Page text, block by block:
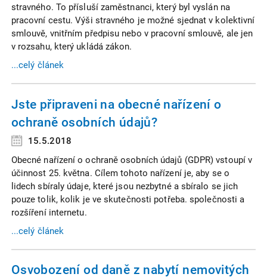
stravného. To přísluší zaměstnanci, který byl vyslán na
pracovní cestu. Výši stravného je možné sjednat v kolektivní
smlouvě, vnitřním předpisu nebo v pracovní smlouvě, ale jen
v rozsahu, který ukládá zákon.
...celý článek
Jste připraveni na obecné nařízení o
ochraně osobních údajů?
15.5.2018
Obecné nařízení o ochraně osobních údajů (GDPR) vstoupí v
účinnost 25. května. Cílem tohoto nařízení je, aby se o
lidech sbíraly údaje, které jsou nezbytné a sbíralo se jich
pouze tolik, kolik je ve skutečnosti potřeba. společnosti a
rozšíření internetu.
...celý článek
Osvobození od daně z nabytí nemovitých